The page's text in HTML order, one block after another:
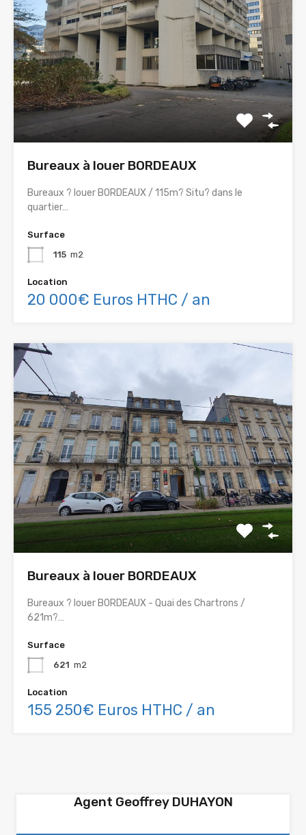
Bureaux à louer BORDEAUX
Bureaux ? louer BORDEAUX / 115m? Situ? dans le
quartier…
Surface
115 m2
Location
20 000€ Euros HTHC / an
Bureaux à louer BORDEAUX
Bureaux ? louer BORDEAUX - Quai des Chartrons /
621m?…
Surface
621 m2
Location
155 250€ Euros HTHC / an
Agent Geoffrey DUHAYON